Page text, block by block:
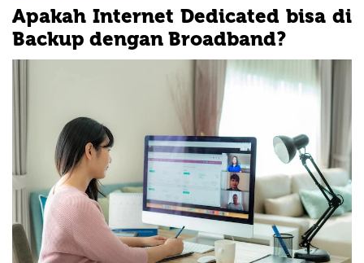
Apakah Internet Dedicated bisa di
Backup dengan Broadband?